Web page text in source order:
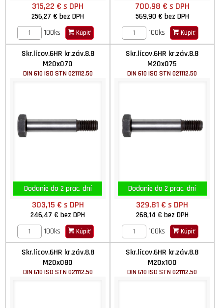
315,22 €s DPH
256,27 €bez DPH
100ks
Kúpiť
700,98 € s DPH
569,90 € bez DPH
100ks
Kúpiť
Skr.lícov.6HR kr.záv.8.8
M20x070
DIN 610 ISO STN 021112.50
Dodanie do 2 prac. dní
303,15 € s DPH
246,47 €bez DPH
100ks
Kúpiť
Skr.lícov.6HR kr.záv.8.8
M20x075
DIN 610 ISO STN 021112.50
Dodanie do 2 prac. dní
329,81 €s DPH
268,14 € bez DPH
100ks
Kúpiť
Skr.lícov.6HR kr.záv.8.8
M20x080
DIN 610 ISO STN 021112.50
Skr.lícov.6HR kr.záv.8.8
M20x100
DIN 610 ISO STN 021112.50